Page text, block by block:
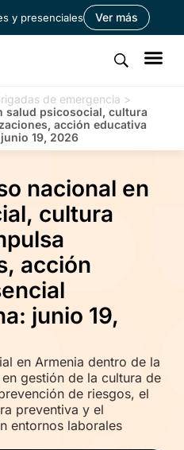
y presenciales Ver más
de emergencia >
salud psicosocial, cultura
acción educativa
19, 2026
nacional en
cultura
acción
junio 19,
en Armenia dentro de la
gestión de la cultura de
de riesgos, el
preventiva y el
entornos laborales